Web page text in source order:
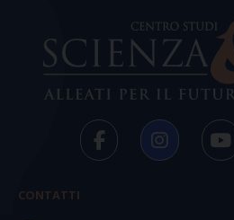
CONTATTI